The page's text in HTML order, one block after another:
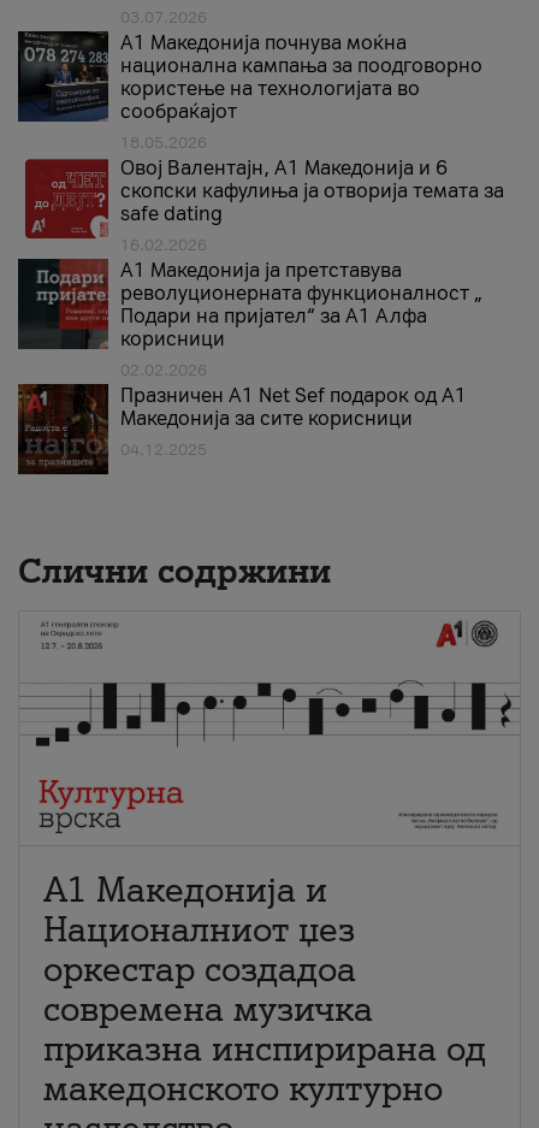
03.07.2026
A1 Македонија почнува моќна
национална кампања за поодговорно
користење на технологијата во
сообраќајот
18.05.2026
Овој Валентајн, A1 Македонија и 6
скопски кафулиња ја отворија темата за
safe dating
16.02.2026
А1 Македонија ја претставува
револуционерната функционалност „
Подари на пријател“ за А1 Алфа
корисници
02.02.2026
Празничен A1 Net Sеf подарок од А1
Македонија за сите корисници
04.12.2025
Слични содржини
А1 Македонија и
Националниот џез
оркестар создадоа
современа музичка
приказна инспирирана од
македонското културно